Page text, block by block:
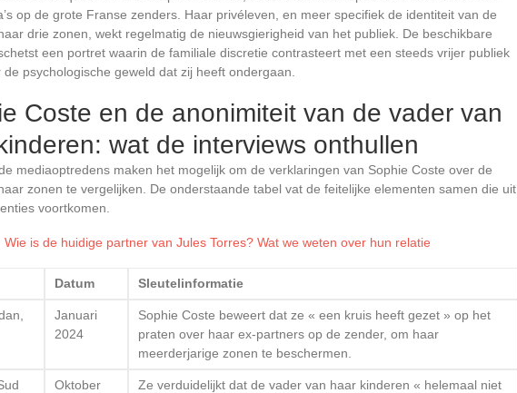
op de grote Franse zenders. Haar privéleven, en meer specifiek de identiteit van de
drie zonen, wekt regelmatig de nieuwsgierigheid van het publiek. De beschikbare
een portret waarin de familiale discretie contrasteert met een steeds vrijer publiek
psychologische geweld dat zij heeft ondergaan.
Coste en de anonimiteit van de vader van
wat de interviews onthullen
mediaoptredens maken het mogelijk om de verklaringen van Sophie Coste over de
zonen te vergelijken. De onderstaande tabel vat de feitelijke elementen samen die uit
voortkomen.
Wie is de huidige partner van Jules Torres? Wat we weten over hun relatie
Datum Sleutelinformatie
Januari
2024
Sophie Coste beweert dat ze « een kruis heeft gezet » op het
praten over haar ex-partners op de zender, om haar
meerderjarige zonen te beschermen.
Oktober
Ze verduidelijkt dat de vader van haar kinderen « helemaal niet